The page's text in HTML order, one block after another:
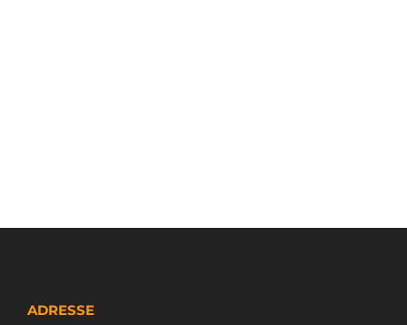
ADRESSE